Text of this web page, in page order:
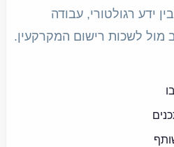
ידע רגולטורי, עבודה
מול לשכות רישום המקרקעין.